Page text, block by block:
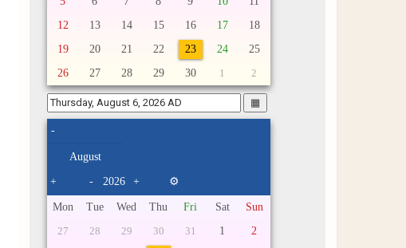
12
13 14 15 16 17
18
19
20 21 22 23 24
25
26
27 28 29 30 1 2
▦
-
+ - + ⚙
Mon Tue Wed Thu Fri Sat Sun
27 28 29 30 31 1
2